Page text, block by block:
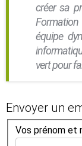
créer sa
Formation
équipe
vert pour
Envoyer un
Vos prénom et